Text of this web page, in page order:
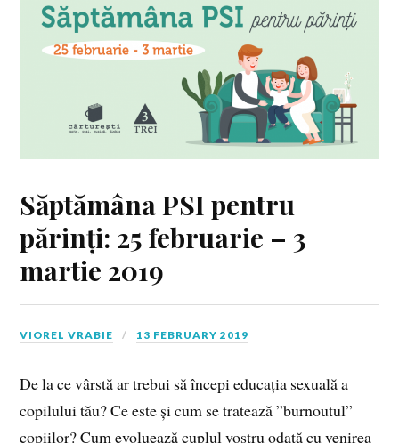
Săptămâna PSI pentru
părinți: 25 februarie – 3
martie 2019
VIOREL VRABIE 13 FEBRUARY 2019
De la ce vârstă ar trebui să începi educația sexuală a
copilului tău? Ce este și cum se tratează ”burnoutul”
copiilor? Cum evoluează cuplul vostru odată cu venirea